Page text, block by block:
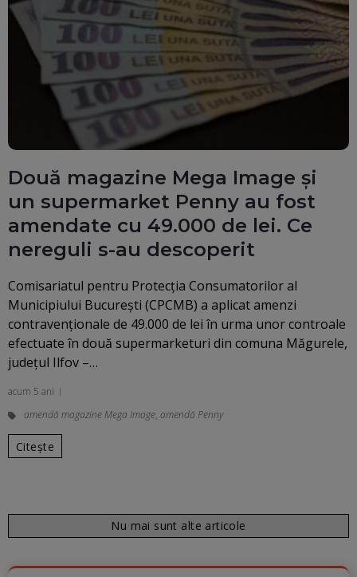
Două magazine Mega Image şi
un supermarket Penny au fost
amendate cu 49.000 de lei. Ce
nereguli s-au descoperit
Comisariatul pentru Protecţia Consumatorilor al
Municipiului Bucureşti (CPCMB) a aplicat amenzi
contravenţionale de 49.000 de lei în urma unor controale
efectuate în două supermarketuri din comuna Măgurele,
judeţul Ilfov –…
acum 5 ani
amendă magazine Mega Image, amendă Penny
Citește
Nu mai sunt alte articole